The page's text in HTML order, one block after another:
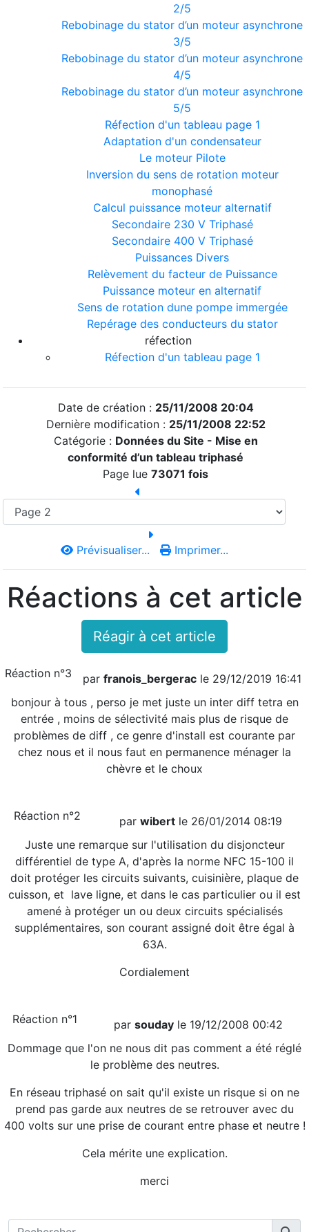
2/5
Rebobinage du stator d’un moteur asynchrone
3/5
Rebobinage du stator d’un moteur asynchrone
4/5
Rebobinage du stator d’un moteur asynchrone
5/5
Réfection d'un tableau page 1
Adaptation d'un condensateur
Le moteur Pilote
Inversion du sens de rotation moteur
monophasé
Calcul puissance moteur alternatif
Secondaire 230 V Triphasé
Secondaire 400 V Triphasé
Puissances Divers
Relèvement du facteur de Puissance
Puissance moteur en alternatif
Sens de rotation dune pompe immergée
Repérage des conducteurs du stator
réfection
Réfection d'un tableau page 1
Date de création : 25/11/2008 20:04
Dernière modification : 25/11/2008 22:52
Catégorie : Données du Site - Mise en
conformité d’un tableau triphasé
Page lue 73071 fois
Prévisualiser... Imprimer...
Réactions à cet article
Réagir à cet article
Réaction n°3 par franois_bergeracle 29/12/2019 16:41
bonjour à tous , perso je met juste un inter diff tetra en
entrée , moins de sélectivité mais plus de risque de
problèmes de diff , ce genre d'install est courante par
chez nous et il nous faut en permanence ménager la
chèvre et le choux
Réaction n°2 par wibertle 26/01/2014 08:19
Juste une remarque sur l'utilisation du disjoncteur
différentiel de type A, d'après la norme NFC 15-100 il
doit protéger les circuits suivants, cuisinière, plaque de
cuisson, et lave ligne, et dans le cas particulier ou il est
amené à protéger un ou deux circuits spécialisés
supplémentaires, son courant assigné doit être égal à
63A.
Cordialement
Réaction n°1 par souday le 19/12/2008 00:42
Dommage que l'on ne nous dit pas comment a été réglé
le problème des neutres.
En réseau triphasé on sait qu'il existe un risque si on ne
prend pas garde aux neutres de se retrouver avec du
400 volts sur une prise de courant entre phase et neutre !
Cela mérite une explication.
merci